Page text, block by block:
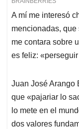
A mí me interesó
mencionadas,
me contara sobre
es feliz:
Juan José Arango
que «pajariar lo
lo mete en el
dos valores